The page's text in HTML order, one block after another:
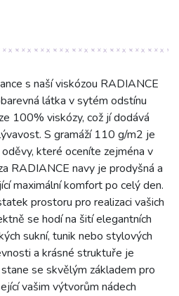
s naší viskózou RADIANCE
látka v sytém odstínu
100% viskózy, což jí dodává
S gramáží 110 g/m2 je
které oceníte zejména v
RADIANCE navy je prodyšná a
maximální komfort po celý den.
prostoru pro realizaci vašich
se hodí na šití elegantních
sukní, tunik nebo stylových
a krásné struktuře je
se skvělým základem pro
vašim výtvorům nádech